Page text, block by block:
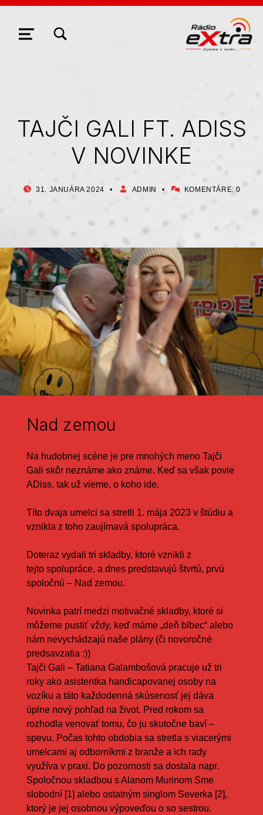
NAVIGÁCIA
TAJČI GALI FT. ADISS
V NOVINKE
PUBLIKOVANÉ DŇA:
31. JANUÁRA 2024 ADMIN KOMENTÁRE: 0
Nad zemou
Na hudobnej scéne je pre mnohých meno Tajči
Gali skôr neznáme ako známe. Keď sa však povie
ADiss, tak už vieme, o koho ide.
Títo dvaja umelci sa stretli 1. mája 2023 v štúdiu a
vznikla z toho zaujímavá spolupráca.
Doteraz vydali tri skladby, ktoré vznikli z
tejto spolupráce, a dnes predstavujú štvrtú, prvú
spoločnú – Nad zemou.
Novinka patrí medzi motivačné skladby, ktoré si
môžeme pustiť vždy, keď máme „deň blbec“ alebo
nám nevychádzajú naše plány (či novoročné
predsavzatia :))
Tajči Gali – Tatiana Galambošová pracuje už tri
roky ako asistentka handicapovanej osoby na
vozíku a táto každodenná skúsenosť jej dáva
úplne nový pohľad na život. Pred rokom sa
rozhodla venovať tomu, čo ju skutočne baví –
spevu. Počas tohto obdobia sa stretla s viacerými
umelcami aj odborníkmi z branže a ich rady
využíva v praxi. Do pozornosti sa dostala napr.
Spoločnou skladbou s Alanom Murinom Sme
slobodní [1] alebo ostatným singlom Severka [2],
ktorý je jej osobnou výpoveďou o so sestrou.